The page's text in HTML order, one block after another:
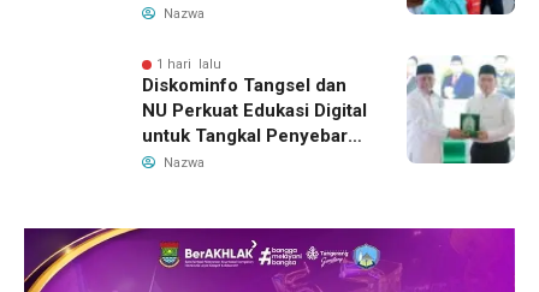
Gubernur Banten
Nazwa
1 hari lalu
Diskominfo Tangsel dan
NU Perkuat Edukasi Digital
untuk Tangkal Penyebaran
Hoaks
Nazwa